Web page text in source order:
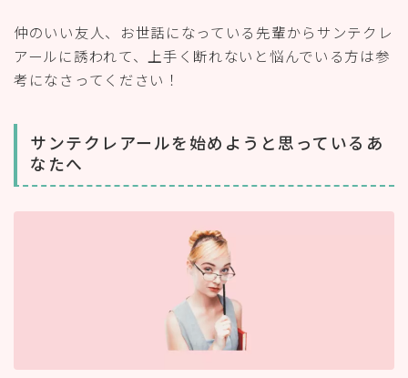
仲のいい友人、お世話になっている先輩からサンテクレ
アールに誘われて、上手く断れないと悩んでいる方は参
考になさってください！
サンテクレアールを始めようと思っているあ
なたへ